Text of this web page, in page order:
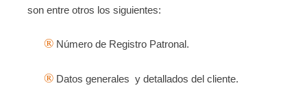
son entre otros los siguientes:
® Número de Registro Patronal.
® Datos generales y detallados del cliente.